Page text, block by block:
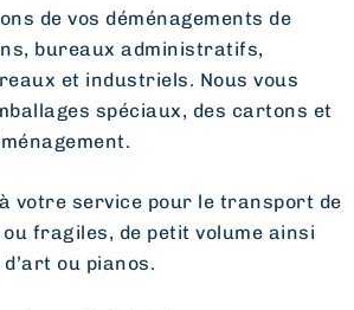
de vos déménagements de
bureaux administratifs,
et industriels. Nous vous
spéciaux, des cartons et
votre service pour le transport de
fragiles, de petit volume ainsi
ou pianos.